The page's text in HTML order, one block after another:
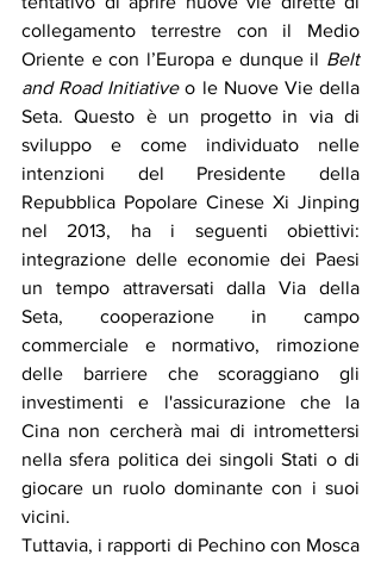
collegamento terrestre con il Medio
Oriente e con l’Europa e dunque il Belt
and Road Initiative o le Nuove Vie della
Seta. Questo è un progetto in via di
sviluppo e come individuato nelle
intenzioni del Presidente della
Repubblica Popolare Cinese Xi Jinping
nel 2013, ha i seguenti obiettivi:
integrazione delle economie dei Paesi
un tempo attraversati dalla Via della
Seta, cooperazione in campo
commerciale e normativo, rimozione
delle barriere che scoraggiano gli
investimenti e l'assicurazione che la
Cina non cercherà mai di intromettersi
nella sfera politica dei singoli Stati o di
giocare un ruolo dominante con i suoi
vicini.
Tuttavia, i rapporti di Pechino con Mosca